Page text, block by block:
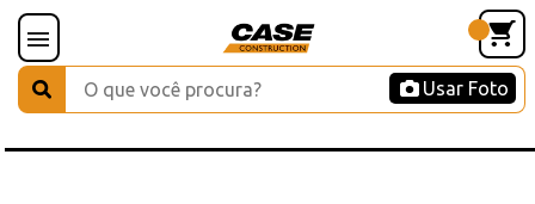
Usar Foto